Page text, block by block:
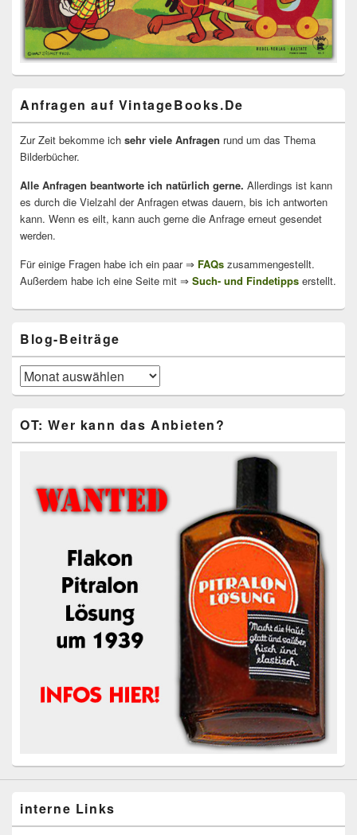
Anfragen auf VintageBooks.De
Zur Zeit bekomme ich sehr viele Anfragen rund um das Thema
Bilderbücher.
Alle Anfragen beantworte ich natürlich gerne. Allerdings ist kann
es durch die Vielzahl der Anfragen etwas dauern, bis ich antworten
kann. Wenn es eilt, kann auch gerne die Anfrage erneut gesendet
werden.
Für einige Fragen habe ich ein paar ⇒ FAQs zusammengestellt.
Außerdem habe ich eine Seite mit ⇒ Such- und Findetipps erstellt.
Blog-Beiträge
Blog-
Beiträge
OT: Wer kann das Anbieten?
interne Links